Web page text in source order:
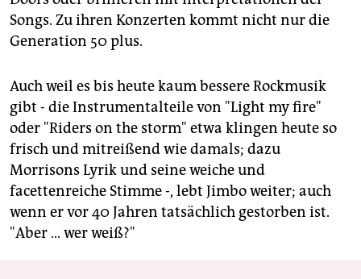
Songs. Zu ihren Konzerten kommt nicht nur die
Generation 50 plus.
Auch weil es bis heute kaum bessere Rockmusik
gibt - die Instrumentalteile von "Light my fire"
oder "Riders on the storm" etwa klingen heute so
frisch und mitreißend wie damals; dazu
Morrisons Lyrik und seine weiche und
facettenreiche Stimme -, lebt Jimbo weiter; auch
wenn er vor 40 Jahren tatsächlich gestorben ist.
"Aber … wer weiß?"